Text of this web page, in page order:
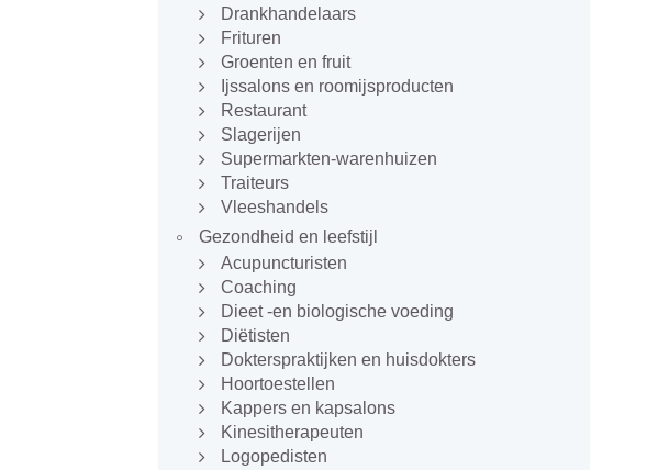
Drankhandelaars
Frituren
Groenten en fruit
Ijssalons en roomijsproducten
Restaurant
Slagerijen
Supermarkten-warenhuizen
Traiteurs
Vleeshandels
Gezondheid en leefstijl
Acupuncturisten
Coaching
Dieet -en biologische voeding
Diëtisten
Dokterspraktijken en huisdokters
Hoortoestellen
Kappers en kapsalons
Kinesitherapeuten
Logopedisten